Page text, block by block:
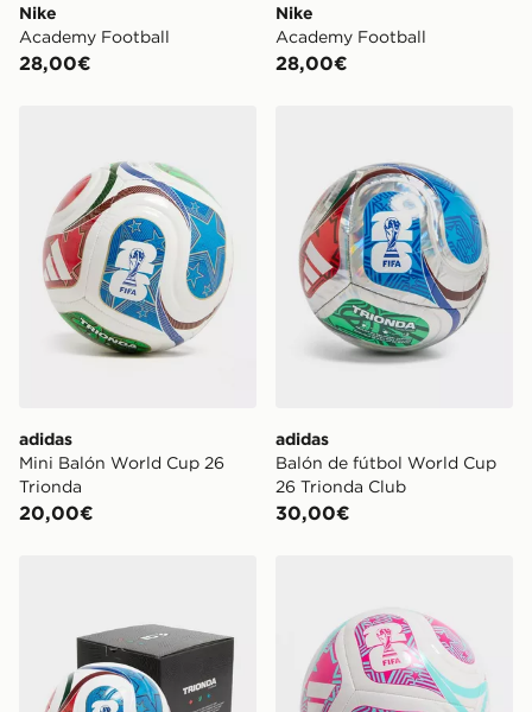
Nike
Academy Football
28,00€
Nike
Academy Football
28,00€
adidas
Mini Balón World Cup 26
Trionda
20,00€
adidas
Balón de fútbol World Cup
26 Trionda Club
30,00€